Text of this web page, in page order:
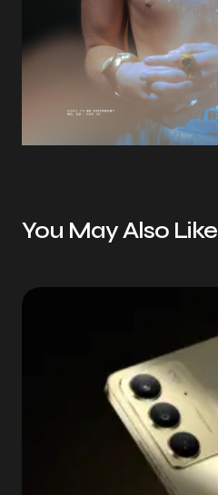
You May Also Like